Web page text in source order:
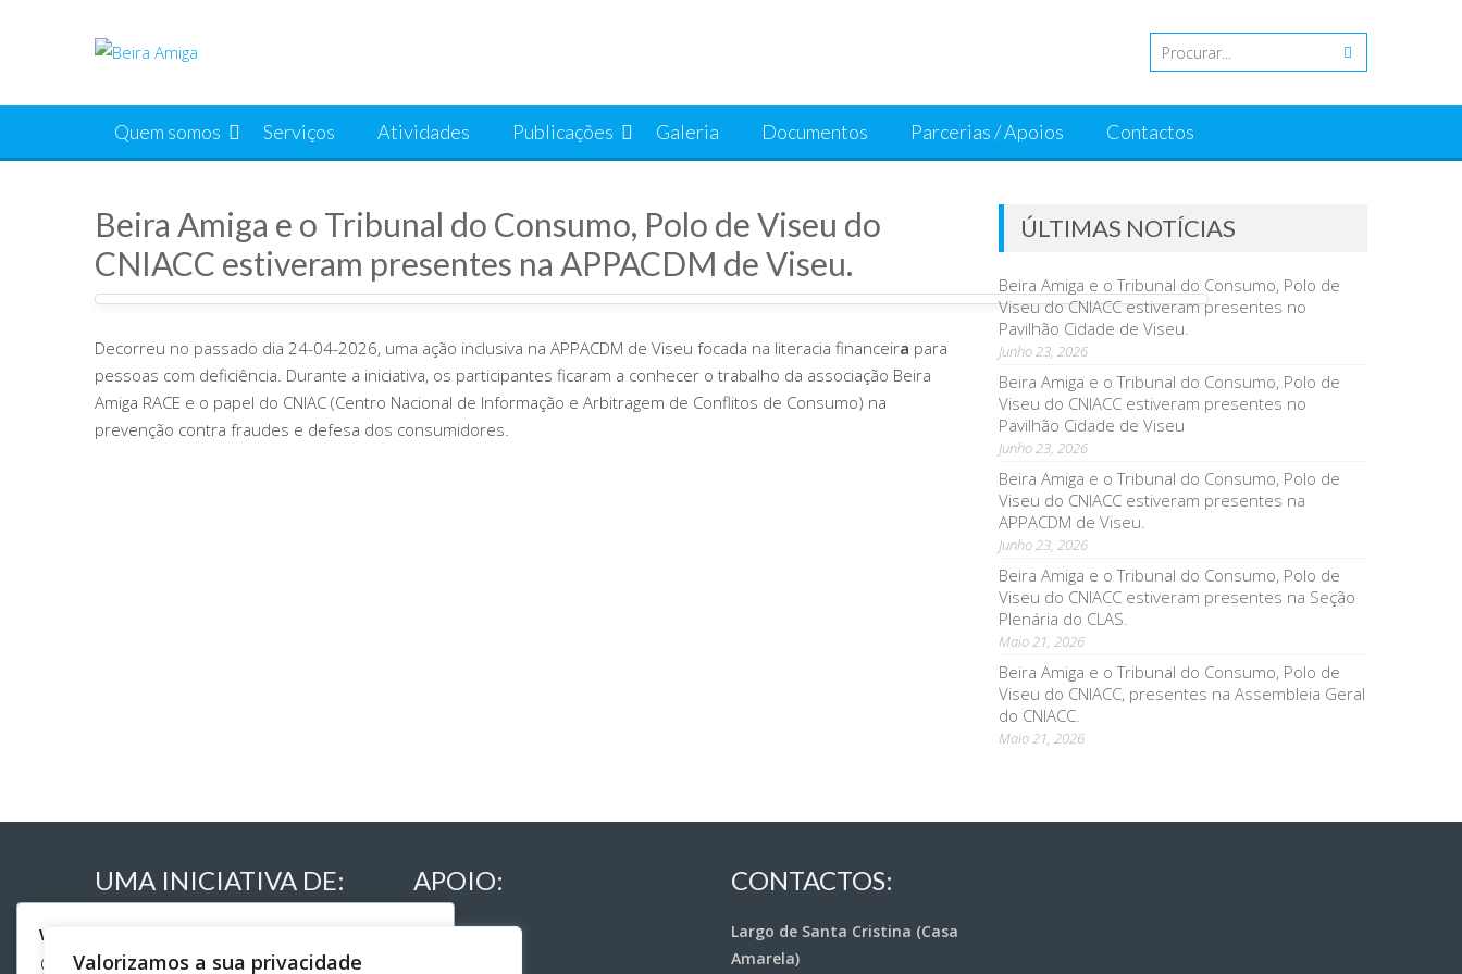
Valorizamos a sua privacidade
Quem somos Serviços Atividades Publicações Galeria Documentos Parcerias / Apoios Contactos
Beira Amiga e o Tribunal do Consumo, Polo de Viseu do
CNIACC estiveram presentes na APPACDM de Viseu.
Decorreu no passado dia 24-04-2026, uma ação inclusiva na APPACDM de Viseu focada na literacia financeira para
pessoas com deficiência. Durante a iniciativa, os participantes ficaram a conhecer o trabalho da associação Beira
Amiga RACE e o papel do CNIAC (Centro Nacional de Informação e Arbitragem de Conflitos de Consumo) na
prevenção contra fraudes e defesa dos consumidores.
ÚLTIMAS NOTÍCIAS
Beira Amiga e o Tribunal do Consumo, Polo de
Viseu do CNIACC estiveram presentes no
Pavilhão Cidade de Viseu.
Junho 23, 2026
Beira Amiga e o Tribunal do Consumo, Polo de
Viseu do CNIACC estiveram presentes no
Pavilhão Cidade de Viseu
Junho 23, 2026
Beira Amiga e o Tribunal do Consumo, Polo de
Viseu do CNIACC estiveram presentes na
APPACDM de Viseu.
Junho 23, 2026
Beira Amiga e o Tribunal do Consumo, Polo de
Viseu do CNIACC estiveram presentes na Seção
Plenária do CLAS.
Maio 21, 2026
Beira Amiga e o Tribunal do Consumo, Polo de
Viseu do CNIACC, presentes na Assembleia Geral
do CNIACC.
Maio 21, 2026
UMA INICIATIVA DE: APOIO: CONTACTOS:
Largo de Santa Cristina (Casa
Amarela)
We respect your privacy
Cookies help us improve your experience, deliver